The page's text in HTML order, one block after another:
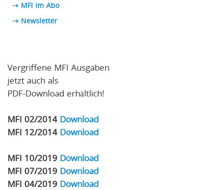
⇢ MFI im Abo
⇢ Newsletter
Vergriffene MFI Ausgaben
jetzt auch als
PDF-Download erhältlich!
MFI 02/2014 Download
MFI 12/2014 Download
MFI 10/2019 Download
MFI 07/2019 Download
MFI 04/2019 Download